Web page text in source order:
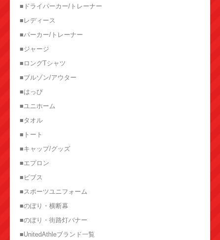
■ドライパーカー/トレーナー
■レディース
■パーカー/トレーナー
■ジャージ
■ロングTシャツ
■ブルゾン/アウター
■はっぴ
■ユニホーム
■タオル
■トート
■キャップ/グッズ
■エプロン
■ビブス
■スポーツユニフォーム
■のぼり・横断幕
■のぼり・街路灯バナー
■UnitedAthleブランド一覧